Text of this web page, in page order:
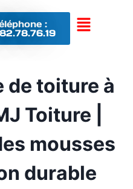
:
de toiture à
Toiture |
mousses
durable